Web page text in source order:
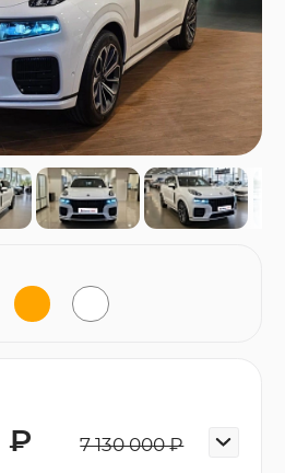
7 130 000 ₽
₽